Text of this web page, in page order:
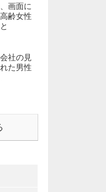
画面に
齢女性
社の見
た男性